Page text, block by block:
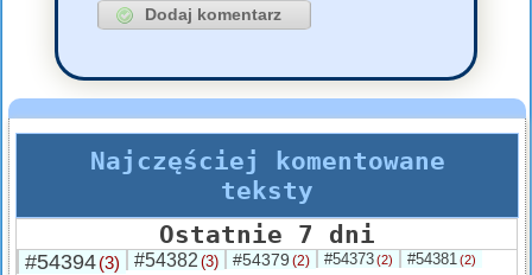
Najczęściej komentowane
teksty
Ostatnie 7 dni
#54394(3) #54382 (3) #54379 (2) #54373(2) #54381 (2)